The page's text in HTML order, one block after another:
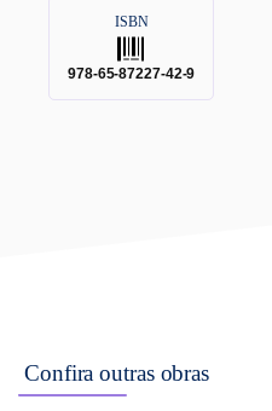
ISBN
978-65-87227-42-9
Confira outras obras